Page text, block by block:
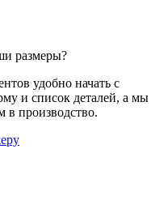
размеры?
удобно начать с
и список деталей, а мы
в производство.